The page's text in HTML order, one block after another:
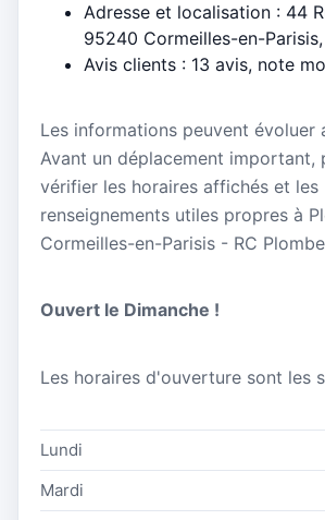
Adresse et localisation : 44
95240 Cormeilles-en-
Avis clients : 13 avis, note
Les informations peuvent évoluer
Avant un déplacement important,
vérifier les horaires affichés et les
renseignements utiles propres à
Cormeilles-en-Parisis - RC
Ouvert le Dimanche !
Les horaires d'ouverture sont les
Lundi
Mardi